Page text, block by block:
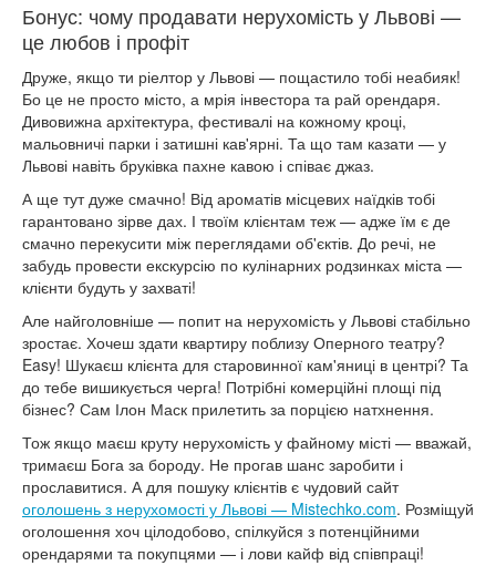
Бонус: чому продавати нерухомість у Львові —
це любов і профіт
Друже, якщо ти ріелтор у Львові — пощастило тобі неабияк!
Бо це не просто місто, а мрія інвестора та рай орендаря.
Дивовижна архітектура, фестивалі на кожному кроці,
мальовничі парки і затишні кав'ярні. Та що там казати — у
Львові навіть бруківка пахне кавою і співає джаз.
А ще тут дуже смачно! Від ароматів місцевих наїдків тобі
гарантовано зірве дах. І твоїм клієнтам теж — адже їм є де
смачно перекусити між переглядами об'єктів. До речі, не
забудь провести екскурсію по кулінарних родзинках міста —
клієнти будуть у захваті!
Але найголовніше — попит на нерухомість у Львові стабільно
зростає. Хочеш здати квартиру поблизу Оперного театру?
Easy! Шукаєш клієнта для старовинної кам'яниці в центрі? Та
до тебе вишикується черга! Потрібні комерційні площі під
бізнес? Сам Ілон Маск прилетить за порцією натхнення.
Тож якщо маєш круту нерухомість у файному місті — вважай,
тримаєш Бога за бороду. Не прогав шанс заробити і
прославитися. А для пошуку клієнтів є чудовий сайт
оголошень з нерухомості у Львові — Mistechko.com. Розміщуй
оголошення хоч цілодобово, спілкуйся з потенційними
орендарями та покупцями — і лови кайф від співпраці!